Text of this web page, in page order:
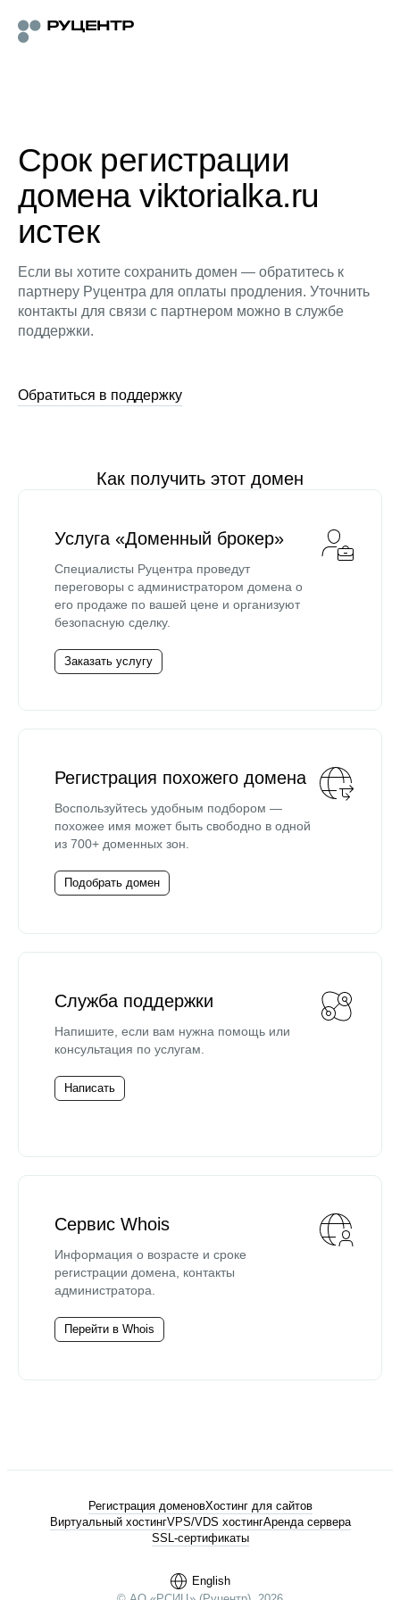
Срок регистрации
домена viktorialka.ru
истек
Если вы хотите сохранить домен — обратитесь к
партнеру Руцентра для оплаты продления. Уточнить
контакты для связи с партнером можно в службе
поддержки.
Обратиться в поддержку
Как получить этот домен
Услуга «Доменный брокер»
Специалисты Руцентра проведут
переговоры с администратором домена о
его продаже по вашей цене и организуют
безопасную сделку.
Заказать услугу
Регистрация похожего домена
Воспользуйтесь удобным подбором —
похожее имя может быть свободно в одной
из 700+ доменных зон.
Подобрать домен
Служба поддержки
Напишите, если вам нужна помощь или
консультация по услугам.
Написать
Сервис Whois
Информация о возрасте и сроке
регистрации домена, контакты
администратора.
Перейти в Whois
English
Регистрация доменовХостинг для сайтов
Виртуальный хостингVPS/VDS хостингАренда сервера
SSL-сертификаты